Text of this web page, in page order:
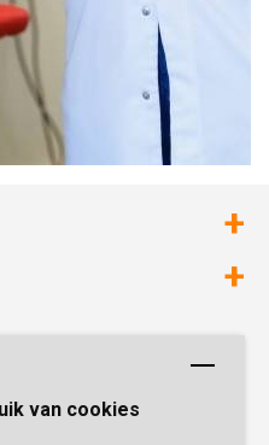
van cookies